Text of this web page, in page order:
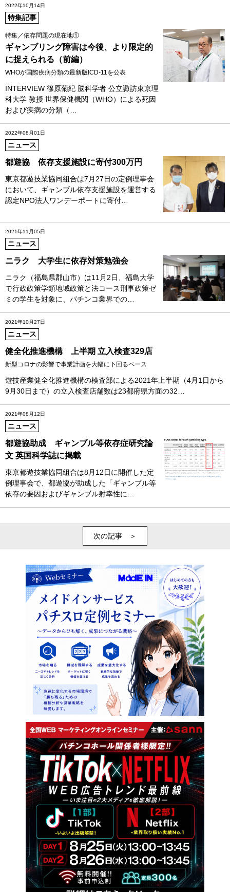
2022年10月14日
特集記事
特集／依存問題の現在地①
ギャンブリング障害は今後、より限定的
に捉えられる（前編）
WHOが国際疾病分類の最新版ICD‐11を公表
INTERVIEW 篠原菊紀 脳科学者 公立諏訪東京理
科大学 教授 世界保健機関（WHO）による死因
および疾病の分類（…
2022年08月01日
ニュース
都遊協 依存支援施設に寄付300万円
東京都遊技業協同組合は7月27日の定例理事会
において、ギャンブル依存支援施設を運営する
認定NPO法人ワンデーポートに寄付…
2021年11月05日
ニュース
ニラク 大学生に依存対策勉強会
ニラク（福島県郡山市）は11月2日、福島大学
で行政政策学類地域政策と法コース刑事政策ゼ
ミの学生を対象に、パチンコ業界での…
2021年10月27日
ニュース
健全化推進機構 上半期 立入検査329店
新型コロナの影響で事業計画を大幅に下回るペース
遊技産業健全化推進機構の検査部による2021年上半期（4月1日から
9月30日まで）の立入検査店舗数は23都府県方面の32…
2021年08月12日
ニュース
都遊協助成 ギャンブル等依存症研究論
文 英国科学誌に掲載
東京都遊技業協同組合は8月12日に開催した定
例理事会で、都遊協が助成した「ギャンブル等
依存の要因およびギャンブル射幸性に…
次の記事 ＞